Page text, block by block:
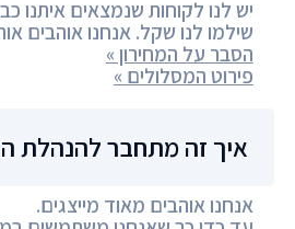
יש לנו לקוחות שנמצאים איתנו
שילמו לנו שקל. אנחנו אוהבים
הסבר על המחירון »
פירוט המסלולים »
איך זה מתחבר להנהלת
אנחנו אוהבים מאוד מייצגים.